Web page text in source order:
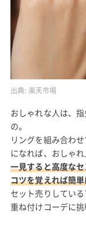
出典: 楽天市場
おしゃれな人は、
の。
リングを組み合わ
になれば、おしゃれ
一見すると高度な
コツを覚えれば簡
セット売りしてい
重ね付けコーデに挑